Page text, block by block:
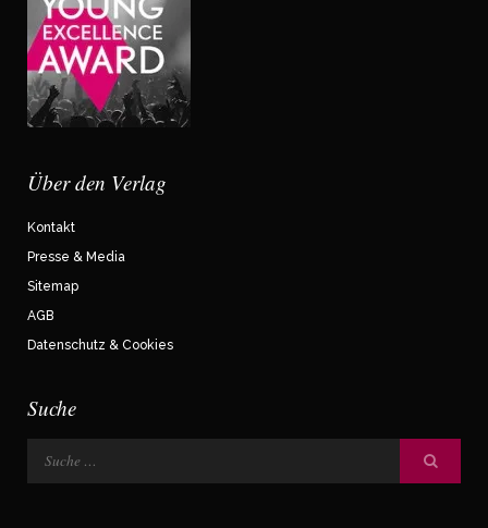
Über den Verlag
Kontakt
Presse & Media
Sitemap
AGB
Datenschutz & Cookies
Suche